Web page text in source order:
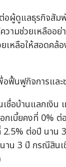
อผู้ดูแลธุรกิจสัม
วามช่วยเหลืออย่
เหลือให้สอดคล้
อฟื้นฟูกิจการและ
อบ้านแลกเงิน
เบี้ยคงที่ 0% ต่
ต่อปี นาน
นาน 3 ปี กรณีสิน